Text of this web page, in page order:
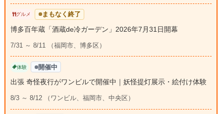
グルメ まもなく終了
博多百年蔵「酒蔵de冷ガーデン」2026年7月31日開幕
7/31 ～ 8/11 （福岡市、博多区）
体験 開催中
出張 奇怪夜行がワンビルで開催中｜妖怪提灯展示・絵付け体験
8/3 ～ 8/12 （ワンビル、福岡市、中央区）